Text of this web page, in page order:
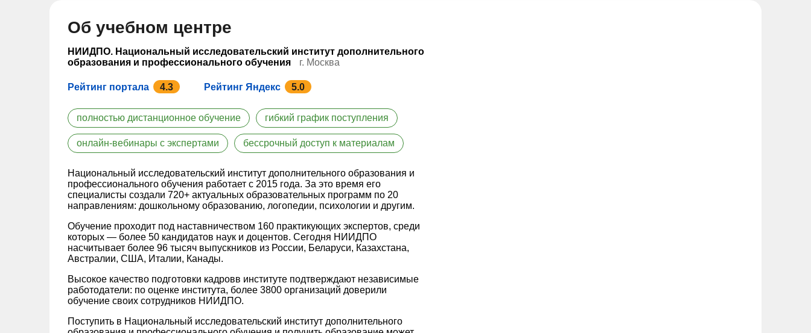
Об учебном центре
НИИДПО. Национальный исследовательский институт дополнительного
образования и профессионального обучения
г. Москва
Рейтинг портала 4.3 Рейтинг Яндекс 5.0
полностью дистанционное обучение гибкий график поступления
онлайн-вебинары с экспертами бессрочный доступ к материалам
Национальный исследовательский институт дополнительного образования и
профессионального обучения работает с 2015 года. За это время его
специалисты создали 720+ актуальных образовательных программ по 20
направлениям: дошкольному образованию, логопедии, психологии и другим.
Обучение проходит под наставничеством 160 практикующих экспертов, среди
которых — более 50 кандидатов наук и доцентов. Сегодня НИИДПО
насчитывает более 96 тысяч выпускников из России, Беларуси, Казахстана,
Австралии, США, Италии, Канады.
Высокое качество подготовки кадровв институте подтверждают независимые
работодатели: по оценке института, более 3800 организаций доверили
обучение своих сотрудников НИИДПО.
Поступить в Национальный исследовательский институт дополнительного